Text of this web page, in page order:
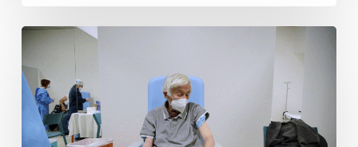
I
primi
vaccinati
Cesenatico
sono